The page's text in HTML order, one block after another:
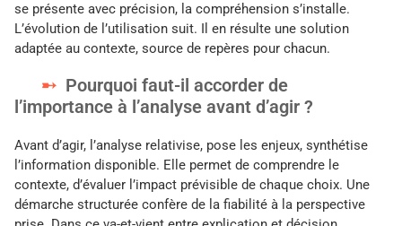
se présente avec précision, la compréhension s’installe.
L’évolution de l’utilisation suit. Il en résulte une solution
adaptée au contexte, source de repères pour chacun.
Pourquoi faut-il accorder de
l’importance à l’analyse avant d’agir ?
Avant d’agir, l’analyse relativise, pose les enjeux, synthétise
l’information disponible. Elle permet de comprendre le
contexte, d’évaluer l’impact prévisible de chaque choix. Une
démarche structurée confère de la fiabilité à la perspective